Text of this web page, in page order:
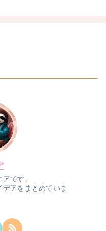
です。
アをまとめていま